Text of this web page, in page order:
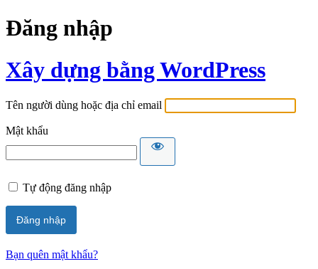
Đăng nhập
Xây dựng bằng WordPress
Tên người dùng hoặc địa chỉ email
Mật khẩu
Tự động đăng nhập
Bạn quên mật khẩu?